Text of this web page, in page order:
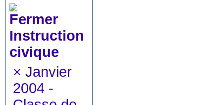
Instruction
civique
× Janvier
2004 -